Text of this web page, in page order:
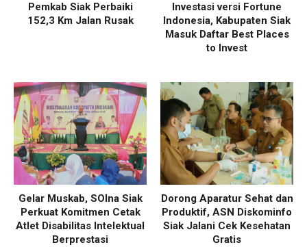
Pemkab Siak Perbaiki
152,3 Km Jalan Rusak
Investasi versi Fortune
Indonesia, Kabupaten Siak
Masuk Daftar Best Places
to Invest
Gelar Muskab, SOIna Siak
Perkuat Komitmen Cetak
Atlet Disabilitas Intelektual
Berprestasi
Dorong Aparatur Sehat dan
Produktif, ASN Diskominfo
Siak Jalani Cek Kesehatan
Gratis